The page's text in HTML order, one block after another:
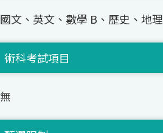
國文、英文、數學 B、歷史、地理
術科考試項目
無